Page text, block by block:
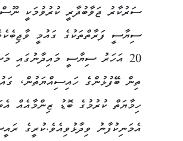
ސަރުކާރު ޖަވާބުދާރީ ކުރުވުމަކީ
ސިޔާސީ ފަރާތްތަކުގެ ގައުމީ
20 އަހަރު ސިޔާސީ މައިދާނުގައި
ތިން ބޭފުޅުންގެ ހައިސިއްޔަތުން،
ހިމާޔަތް ކުރުމުގެ ބޮޑު ޒިންމާއެއް
އެމަނިކުފާނު ވިދާޅުވިއެވެ.ކުރީގެ